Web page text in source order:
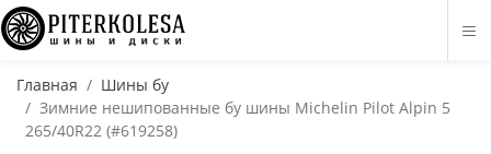
Главная
Шины бу
Зимние нешипованные бу шины Michelin Pilot Alpin 5
265/40R22 (#619258)